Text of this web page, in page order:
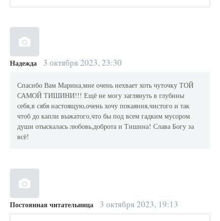
Надежда 3 октября 2023, 23:30
Спасибо Вам Марина,мне очень нехвает хоть чуточку ТОЙ
САМОЙ ТИШИНИ!!! Ещё не могу заглянуть в глубины
себя,в сябя настоящую,очень хочу покаяния,чистого и так
чтоб до капли выжатого,что бы под всем гадким мусором
души отыскалась любовь,доброта и Тишина! Слава Богу за
всё!
Постоянная читательница 3 октября 2023, 19:13